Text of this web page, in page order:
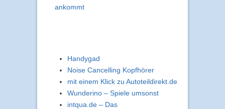
ankommt
Handygad
Noise Cancelling Kopfhörer
mit einem Klick zu Autoteildirekt.de
Wunderino – Spiele umsonst
intqua.de – Das